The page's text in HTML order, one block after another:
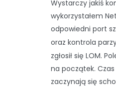
Wystarczy jakiś
wykorzystałem
odpowiedni port
oraz kontrola
zgłosił się LOM.
na początek.
zaczynają się